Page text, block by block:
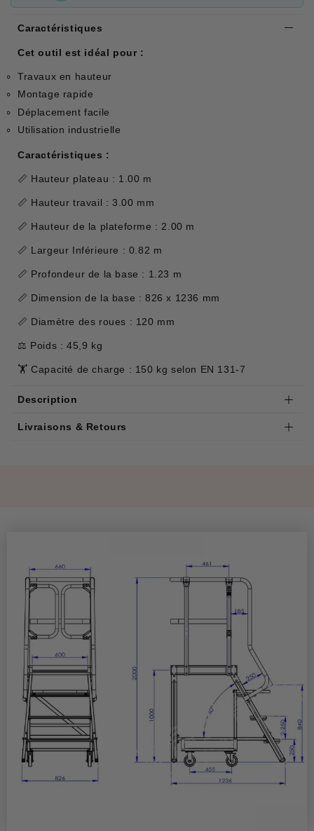
Caractéristiques
Cet outil est idéal pour :
Travaux en hauteur
Montage rapide
Déplacement facile
Utilisation industrielle
Caractéristiques :
📏 Hauteur plateau : 1.00 m
📏 Hauteur travail : 3.00 mm
📏 Hauteur de la plateforme : 2.00 m
📏 Largeur Inférieure : 0.82 m
📏 Profondeur de la base : 1.23 m
📏 Dimension de la base : 826 x 1236 mm
📏 Diamètre des roues : 120 mm
⚖️ Poids : 45,9 kg
🏋️ Capacité de charge : 150 kg selon EN 131-7
Description
Livraisons & Retours